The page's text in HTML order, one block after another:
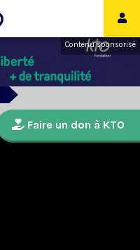
Contenu sponsorisé
Faire un don à KTO